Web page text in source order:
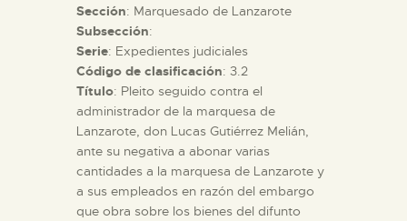
EL MUSEO
COLECCIONES
DIDÁCTICA
ESPAÑOL
Sección: Marquesado de Lanzarote
Subsección:
Serie: Expedientes judiciales
Código de clasificación: 3.2
Título: Pleito seguido contra el
administrador de la marquesa de
Lanzarote, don Lucas Gutiérrez Melián,
ante su negativa a abonar varias
cantidades a la marquesa de Lanzarote y
a sus empleados en razón del embargo
que obra sobre los bienes del difunto